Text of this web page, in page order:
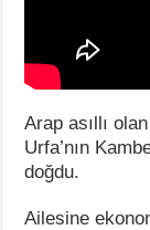
Arap asıllı
Urfa’nın
doğdu.
Ailesine